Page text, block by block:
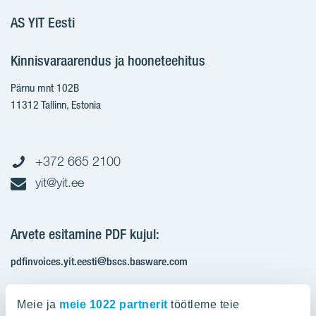
Meie ja meie 1022 partnerit töötleme teie
AS YIT Eesti
Kinnisvaraarendus ja hooneteehitus
Pärnu mnt 102B
11312 Tallinn, Estonia
+372 665 2100
yit@yit.ee
Arvete esitamine PDF kujul:
pdfinvoices.yit.eesti@bscs.basware.com
KMKR: EE100210897